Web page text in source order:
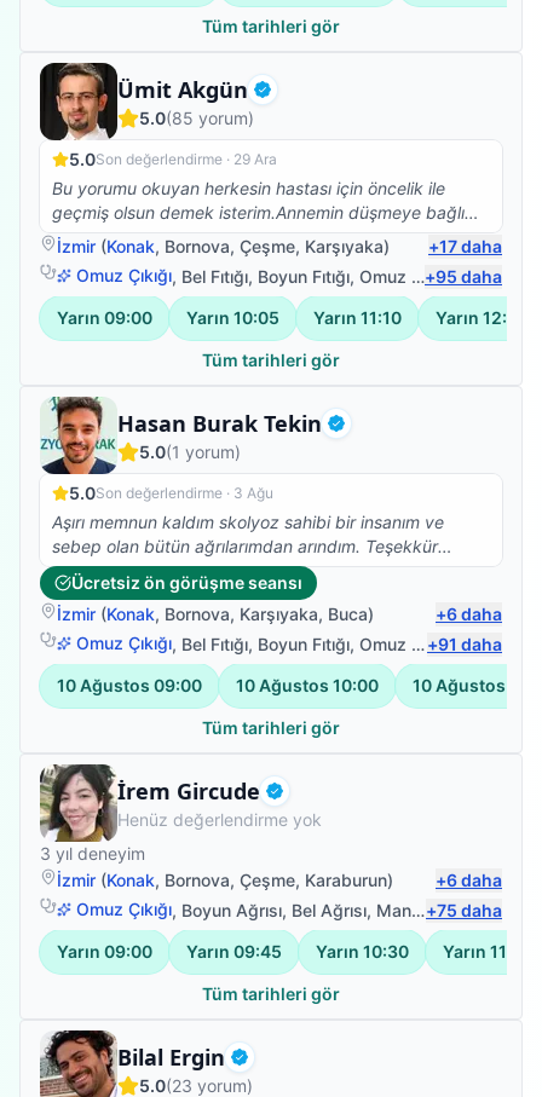
Tüm tarihleri gör
Ümit Akgün Doğrulanmış
Fizyoterapist
5.0(85 yorum)
5.0Son değerlendirme · 29 Ara
Bu yorumu okuyan herkesin hastası için öncelik ile
geçmiş olsun demek isterim.Annemin düşmeye bağlı
beyin kanaması sonrası vücudunun sol tarafına
felç.oldu bu süreçte Ümit bey ile yolumuz buluştu ve
annem yaşına farklı kronik rahatsızlığına rağmen
yürüdü ve vücudunu kullabanilir hale geldi.Bunun için
teşekkür edemem yetmez,sanırım hastası olan 10
kişiye sorsak 50 si kendisi için içinden gelen yüm
yaşanmıyor tüm aile fertlerimiz bu süreçten
etkileniyor.İşte Ümit bey bunu başarıyor bizim ile
birlikte olmayı aileden biri olmayı ,o zamanda meslek
bilgisi ve insani değerleri ile başarılı oluyor.Kendisi
gerek nezaketi gerek iş tutuşu gerek değerleri ile
saygımızı sevgimizi kazandı.TEŞEKKÜRLER Ümit bey
tüm değerleriniz için emeğinize,yüreğinize sağlık.
İzmir (Konak, Bornova, Çeşme, Karşıyaka) +17daha
Omuz Çıkığı, Bel Fıtığı, Boyun Fıtığı, Omuz Bağ Yaralanması +95 daha
Yarın 09:00 Yarın 10:05 Yarın 11:10 Yarın 12:15
Tüm tarihleri gör
Hasan Burak Tekin Doğrulanmış
Fizyoterapist
5.0(1 yorum)
5.0Son değerlendirme · 3 Ağu
Aşırı memnun kaldım skolyoz sahibi bir insanım ve
sebep olan bütün ağrılarımdan arındım. Teşekkür
ederim Burak Bey
Ücretsiz ön görüşme seansı
İzmir (Konak, Bornova, Karşıyaka, Buca) +6daha
Omuz Çıkığı, Bel Fıtığı, Boyun Fıtığı, Omuz Bağ Yaralanması +91 daha
10 Ağustos 09:00 10 Ağustos 10:00 10 Ağustos
Tüm tarihleri gör
İrem Gircude Doğrulanmış
Fizyoterapist
Henüz değerlendirme yok
3 yıl deneyim
İzmir (Konak, Bornova, Çeşme, Karaburun) +6daha
Omuz Çıkığı, Boyun Ağrısı, Bel Ağrısı, Manuel Lenfödem Drenajı +75 daha
Yarın 09:00 Yarın 09:45 Yarın 10:30 Yarın 11:15
Tüm tarihleri gör
Bilal Ergin Doğrulanmış
Fizyoterapist
5.0(23 yorum)